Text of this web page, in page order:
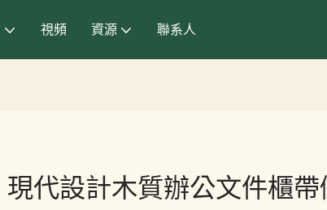
視頻 資源 聯系人
現代設計木質辦公文件櫃